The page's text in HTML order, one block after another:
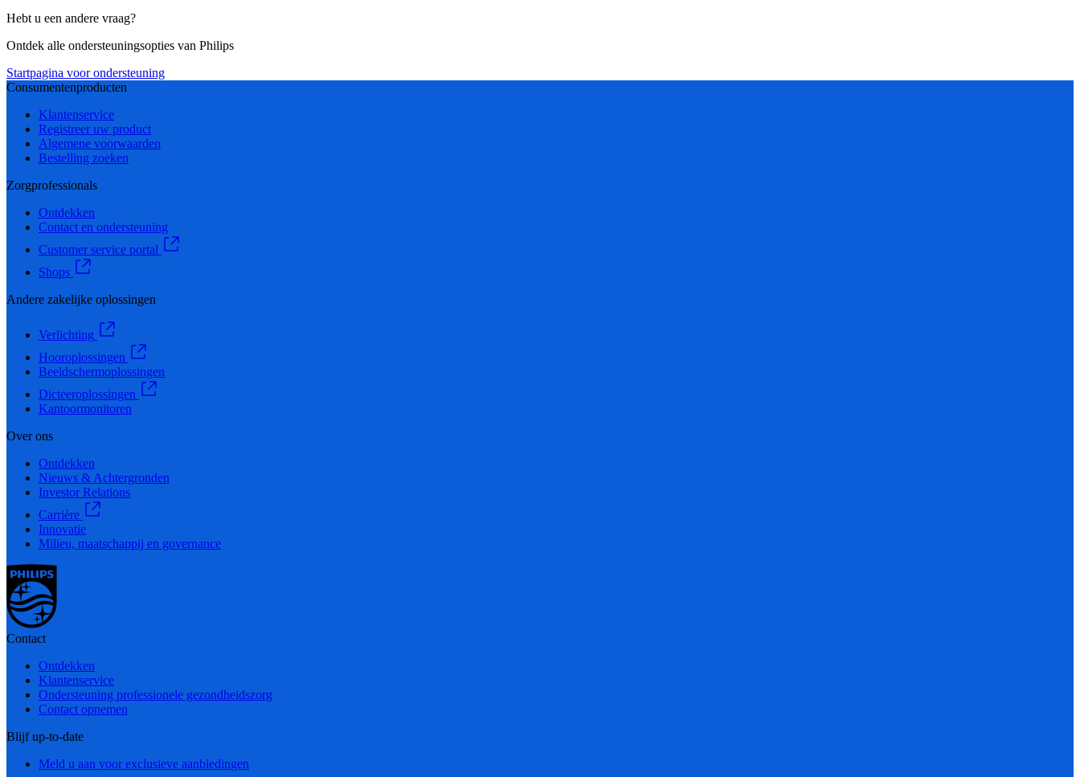
Hebt u een andere vraag?
Ontdek alle ondersteuningsopties van Philips
Startpagina voor ondersteuning
Consumentenproducten
Klantenservice
Registreer uw product
Algemene voorwaarden
Bestelling zoeken
Zorgprofessionals
Ontdekken
Contact en ondersteuning
Customer service portal
Shops
Andere zakelijke oplossingen
Verlichting
Hooroplossingen
Beeldschermoplossingen
Dicteeroplossingen
Kantoormonitoren
Over ons
Ontdekken
Nieuws & Achtergronden
Investor Relations
Carrière
Innovatie
Milieu, maatschappij en governance
Contact
Ontdekken
Klantenservice
Ondersteuning professionele gezondheidszorg
Contact opnemen
Blijf up-to-date
Meld u aan voor exclusieve aanbiedingen